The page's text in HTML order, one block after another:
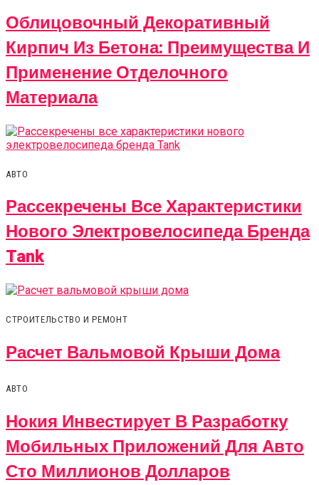
Облицовочный Декоративный
Кирпич Из Бетона: Преимущества И
Применение Отделочного
Материала
АВТО
Рассекречены Все Характеристики
Нового Электровелосипеда Бренда
Tank
СТРОИТЕЛЬСТВО И РЕМОНТ
Расчет Вальмовой Крыши Дома
АВТО
Нокия Инвестирует В Разработку
Мобильных Приложений Для Авто
Сто Миллионов Долларов